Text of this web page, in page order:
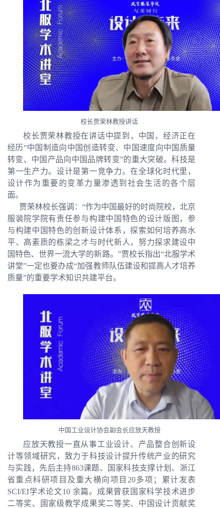
校长贾荣林教授讲话
校长贾荣林教授在讲话中提到，中国，经济正在
经历“中国制造向中国创造转变、中国速度向中国质量
转变、中国产品向中国品牌转变”的重大突破。科技是
第一生产力。设计是第一竞争力。在全球化时代里，
设计作为重要的变革力量渗透到社会生活的各个层
面。
贾荣林校长强调： “作为中国最好的时尚院校，北京
服装院学院有责任参与构建中国特色的设计版图，参
与构建中国特色的创新设计体系，探索如何培养高水
平、高素质的栋梁之才与时代新人，努力探求建设中
国特色、世界一流大学的新路。 ”贾校长指出“北服学术
讲堂”一定也要办成“加强教师队伍建设和提高人才培养
质量”的重要学术知识共建平台。
中国工业设计协会副会长应放天教授
应放天教授一直从事工业设计、产品整合创新设
计等领域研究，致力于科技设计提升传统产业的研究
与实践，先后主持863课题、国家科技支撑计划、浙江
省重点科研项目及重大横向项目20多项；累计发表
SCI/EI学术论文10 余篇。成果曾获国家科学技术进步
二等奖、国家级教学成果奖二等奖、中国设计贡献奖